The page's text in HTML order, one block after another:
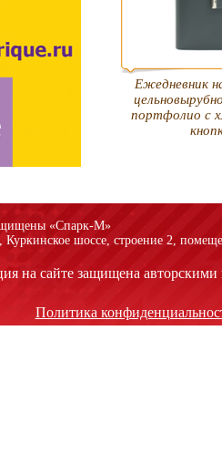
Ежедневник
портфолио с
«Спарк-M»
шоссе, строение 2,
на сайте защищена
Политика